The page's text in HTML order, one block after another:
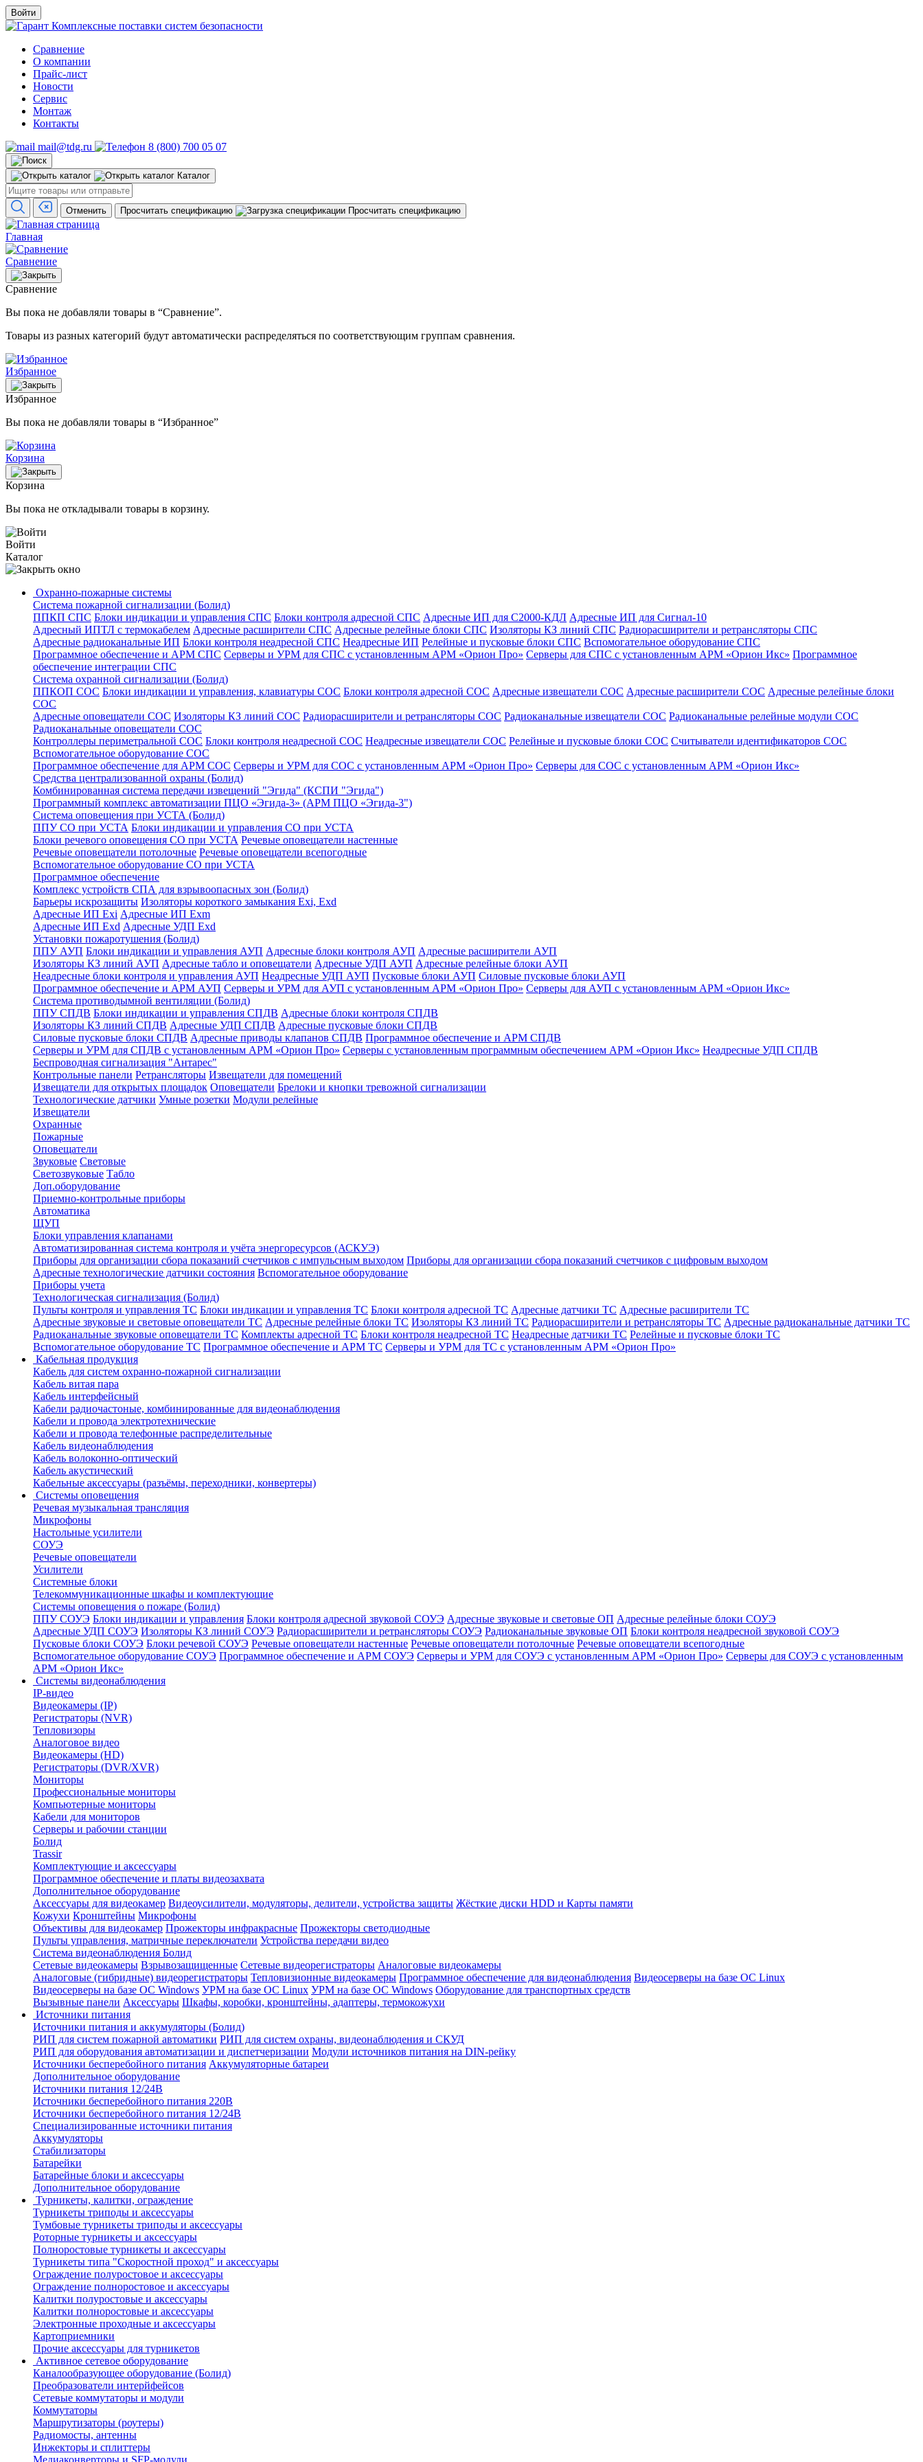
Войти
Комплексные поставки систем безопасности
Сравнение
О компании
Прайс-лист
Новости
Сервис
Монтаж
Контакты
mail@tdg.ru
8 (800) 700 05 07
Каталог
Отменить Просчитать спецификацию Просчитать спецификацию
Главная
Сравнение
Сравнение
Вы пока не добавляли товары в “Сравнение”.
Товары из разных категорий будут автоматически распределяться по соответствующим группам сравнения.
Избранное
Избранное
Вы пока не добавляли товары в “Избранное”
Корзина
Корзина
Вы пока не откладывали товары в корзину.
Войти
Каталог
Охранно-пожарные системы
Система пожарной сигнализации (Болид)
ППКП СПС Блоки индикации и управления СПС Блоки контроля адресной СПС Адресные ИП для С2000-КДЛ Адресные ИП для Сигнал-10
Адресный ИПТЛ с термокабелем Адресные расширители СПС Адресные релейные блоки СПС Изоляторы КЗ линий СПС Радиорасширители и ретрансляторы СПС
Адресные радиоканальные ИП Блоки контроля неадресной СПС Неадресные ИП Релейные и пусковые блоки СПС Вспомогательное оборудование СПС
Программное обеспечение и АРМ СПС Серверы и УРМ для СПС с установленным АРМ «Орион Про» Серверы для СПС с установленным АРМ «Орион Икс» Программное
обеспечение интеграции СПС
Система охранной сигнализации (Болид)
ППКОП СОС Блоки индикации и управления, клавиатуры СОС Блоки контроля адресной СОС Адресные извещатели СОС Адресные расширители СОС Адресные релейные блоки
СОС
Адресные оповещатели СОС Изоляторы КЗ линий СОС Радиорасширители и ретрансляторы СОС Радиоканальные извещатели СОС Радиоканальные релейные модули СОС
Радиоканальные оповещатели СОС
Контроллеры периметральной СОС Блоки контроля неадресной СОС Неадресные извещатели СОС Релейные и пусковые блоки СОС Считыватели идентификаторов СОС
Вспомогательное оборудование СОС
Программное обеспечение для АРМ СОС Серверы и УРМ для СОС с установленным АРМ «Орион Про» Серверы для СОС с установленным АРМ «Орион Икс»
Средства централизованной охраны (Болид)
Комбинированная система передачи извещений "Эгида" (КСПИ "Эгида")
Программный комплекс автоматизации ПЦО «Эгида-3» (АРМ ПЦО «Эгида-3")
Система оповещения при УСТА (Болид)
ППУ СО при УСТА Блоки индикации и управления СО при УСТА
Блоки речевого оповещения СО при УСТА Речевые оповещатели настенные
Речевые оповещатели потолочные Речевые оповещатели всепогодные
Вспомогательное оборудование СО при УСТА
Программное обеспечение
Комплекс устройств СПА для взрывоопасных зон (Болид)
Барьеры искрозащиты Изоляторы короткого замыкания Exi, Exd
Адресные ИП Exi Адресные ИП Exm
Адресные ИП Exd Адресные УДП Exd
Установки пожаротушения (Болид)
ППУ АУП Блоки индикации и управления АУП Адресные блоки контроля АУП Адресные расширители АУП
Изоляторы КЗ линий АУП Адресные табло и оповещатели Адресные УДП АУП Адресные релейные блоки АУП
Неадресные блоки контроля и управления АУП Неадресные УДП АУП Пусковые блоки АУП Силовые пусковые блоки АУП
Программное обеспечение и АРМ АУП Серверы и УРМ для АУП с установленным АРМ «Орион Про» Серверы для АУП с установленным АРМ «Орион Икс»
Система противодымной вентиляции (Болид)
ППУ СПДВ Блоки индикации и управления СПДВ Адресные блоки контроля СПДВ
Изоляторы КЗ линий СПДВ Адресные УДП СПДВ Адресные пусковые блоки СПДВ
Силовые пусковые блоки СПДВ Адресные приводы клапанов СПДВ Программное обеспечение и АРМ СПДВ
Серверы и УРМ для СПДВ с установленным АРМ «Орион Про» Серверы с установленным программным обеспечением АРМ «Орион Икс» Неадресные УДП СПДВ
Беспроводная сигнализация "Антарес"
Контрольные панели Ретрансляторы Извещатели для помещений
Извещатели для открытых площадок Оповещатели Брелоки и кнопки тревожной сигнализации
Технологические датчики Умные розетки Модули релейные
Извещатели
Охранные
Пожарные
Оповещатели
Звуковые Световые
Светозвуковые Табло
Доп.оборудование
Приемно-контрольные приборы
Автоматика
ЩУП
Блоки управления клапанами
Автоматизированная система контроля и учёта энергоресурсов (АСКУЭ)
Приборы для организации сбора показаний счетчиков с импульсным выходом Приборы для организации сбора показаний счетчиков с цифровым выходом
Адресные технологические датчики состояния Вспомогательное оборудование
Приборы учета
Технологическая сигнализация (Болид)
Пульты контроля и управления ТС Блоки индикации и управления ТС Блоки контроля адресной ТС Адресные датчики ТС Адресные расширители ТС
Адресные звуковые и световые оповещатели ТС Адресные релейные блоки ТС Изоляторы КЗ линий ТС Радиорасширители и ретрансляторы ТС Адресные радиоканальные датчики ТС
Радиоканальные звуковые оповещатели ТС Комплекты адресной ТС Блоки контроля неадресной ТС Неадресные датчики ТС Релейные и пусковые блоки ТС
Вспомогательное оборудование ТС Программное обеспечение и АРМ ТС Серверы и УРМ для ТС с установленным АРМ «Орион Про»
Кабельная продукция
Кабель для систем охранно-пожарной сигнализации
Кабель витая пара
Кабель интерфейсный
Кабели радиочастоные, комбинированные для видеонаблюдения
Кабели и провода электротехнические
Кабели и провода телефонные распределительные
Кабель видеонаблюдения
Кабель волоконно-оптический
Кабель акустический
Кабельные аксессуары (разъёмы, переходники, конвертеры)
Системы оповещения
Речевая музыкальная трансляция
Микрофоны
Настольные усилители
СОУЭ
Речевые оповещатели
Усилители
Системные блоки
Телекоммуникационные шкафы и комплектующие
Системы оповещения о пожаре (Болид)
ППУ СОУЭ Блоки индикации и управления Блоки контроля адресной звуковой СОУЭ Адресные звуковые и световые ОП Адресные релейные блоки СОУЭ
Адресные УДП СОУЭ Изоляторы КЗ линий СОУЭ Радиорасширители и ретрансляторы СОУЭ Радиоканальные звуковые ОП Блоки контроля неадресной звуковой СОУЭ
Пусковые блоки СОУЭ Блоки речевой СОУЭ Речевые оповещатели настенные Речевые оповещатели потолочные Речевые оповещатели всепогодные
Вспомогательное оборудование СОУЭ Программное обеспечение и АРМ СОУЭ Серверы и УРМ для СОУЭ с установленным АРМ «Орион Про» Серверы для СОУЭ с установленным
АРМ «Орион Икс»
Системы видеонаблюдения
IP-видео
Видеокамеры (IP)
Регистраторы (NVR)
Тепловизоры
Аналоговое видео
Видеокамеры (HD)
Регистраторы (DVR/XVR)
Мониторы
Профессиональные мониторы
Компьютерные мониторы
Кабели для мониторов
Серверы и рабочии станции
Болид
Trassir
Комплектующие и аксессуары
Программное обеспечение и платы видеозахвата
Дополнительное оборудование
Аксессуары для видеокамер Видеоусилители, модуляторы, делители, устройства защиты Жёсткие диски HDD и Карты памяти
Кожухи Кронштейны Микрофоны
Объективы для видеокамер Прожекторы инфракрасные Прожекторы светодиодные
Пульты управления, матричные переключатели Устройства передачи видео
Система видеонаблюдения Болид
Сетевые видеокамеры Взрывозащищенные Сетевые видеорегистраторы Аналоговые видеокамеры
Аналоговые (гибридные) видеорегистраторы Тепловизионные видеокамеры Программное обеспечение для видеонаблюдения Видеосерверы на базе ОС Linux
Видеосерверы на базе ОС Windows УРМ на базе ОС Linux УРМ на базе ОС Windows Оборудование для транспортных средств
Вызывные панели Аксессуары Шкафы, коробки, кронштейны, адаптеры, термокожухи
Источники питания
Источники питания и аккумуляторы (Болид)
РИП для систем пожарной автоматики РИП для систем охраны, видеонаблюдения и СКУД
РИП для оборудования автоматизации и диспетчеризации Модули источников питания на DIN-рейку
Источники бесперебойного питания Аккумуляторные батареи
Дополнительное оборудование
Источники питания 12/24В
Источники бесперебойного питания 220В
Источники бесперебойного питания 12/24В
Специализированные источники питания
Аккумуляторы
Стабилизаторы
Батарейки
Батарейные блоки и аксессуары
Дополнительное оборудование
Турникеты, калитки, ограждение
Турникеты триподы и аксессуары
Тумбовые турникеты триподы и аксессуары
Роторные турникеты и аксессуары
Полноростовые турникеты и аксессуары
Турникеты типа "Скоростной проход" и аксессуары
Ограждение полуростовое и аксессуары
Ограждение полноростовое и аксессуары
Калитки полуростовые и аксессуары
Калитки полноростовые и аксессуары
Электронные проходные и аксессуары
Картоприемники
Прочие аксессуары для турникетов
Активное сетевое оборудование
Каналообразующее оборудование (Болид)
Преобразователи интерйфейсов
Сетевые коммутаторы и модули
Коммутаторы
Маршрутизаторы (роутеры)
Радиомосты, антенны
Инжекторы и сплиттеры
Медиаконверторы и SFP-модули